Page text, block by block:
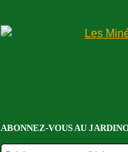
ABONNEZ-VOUS AU